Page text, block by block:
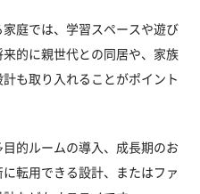
庭では、学習スペースや遊び
的に親世代との同居や、家族
も取り入れることがポイント
的ルームの導入、成長期のお
転用できる設計、またはファ